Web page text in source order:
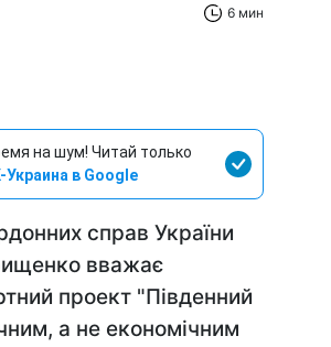
6 мин
на шум! Читай только
Украина в Google
справ України
вважає
проект "Південний
а не економічним